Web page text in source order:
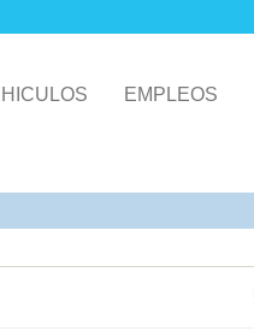
EMPLEOS